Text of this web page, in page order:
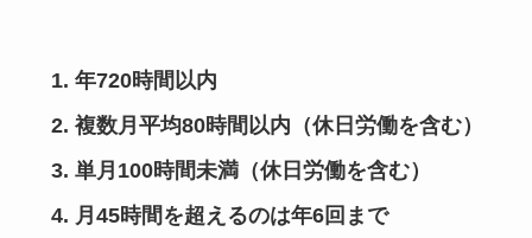
年720時間以内
複数月平均80時間以内（休日労働を含む）
単月100時間未満（休日労働を含む）
月45時間を超えるのは年6回まで